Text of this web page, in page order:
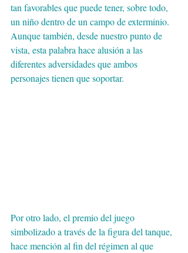
tan favorables que puede tener, sobre todo,
un niño dentro de un campo de exterminio.
Aunque también, desde nuestro punto de
vista, esta palabra hace alusión a las
diferentes adversidades que ambos
personajes tienen que soportar.
Por otro lado, el premio del juego
simbolizado a través de la figura del tanque,
hace mención al fin del régimen al que